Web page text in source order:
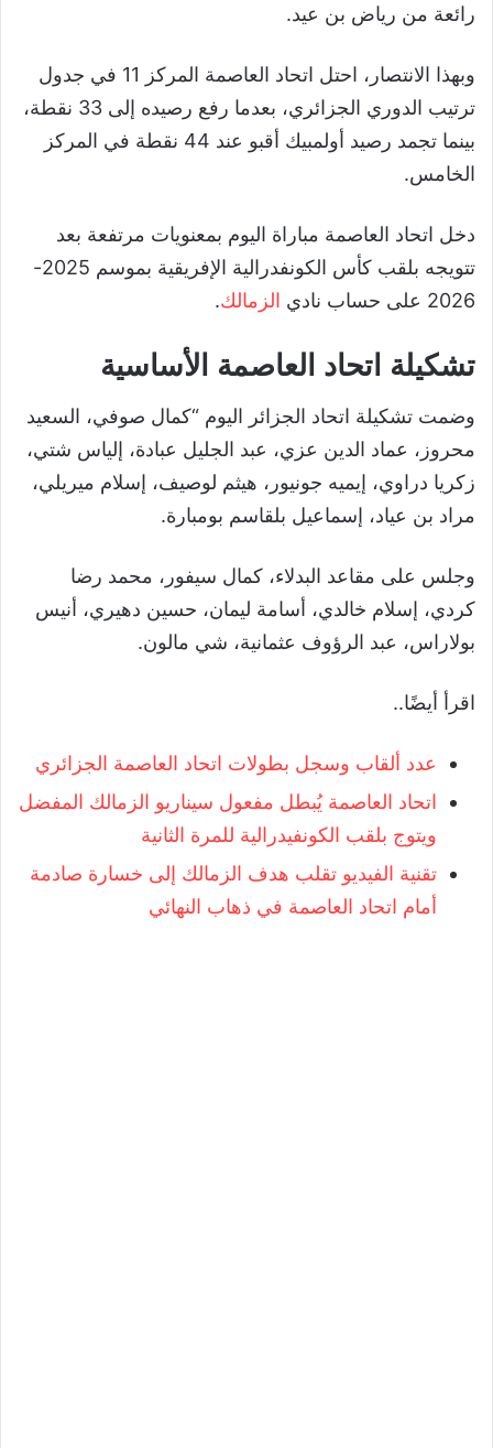
رائعة من رياض بن عيد.
وبهذا الانتصار، احتل اتحاد العاصمة المركز 11 في جدول
ترتيب الدوري الجزائري، بعدما رفع رصيده إلى 33 نقطة،
بينما تجمد رصيد أولمبيك أقبو عند 44 نقطة في المركز
الخامس.
دخل اتحاد العاصمة مباراة اليوم بمعنويات مرتفعة بعد
تتويجه بلقب كأس الكونفدرالية الإفريقية بموسم 2025-
2026 على حساب نادي
الزمالك.
تشكيلة اتحاد العاصمة الأساسية
وضمت تشكيلة اتحاد الجزائر اليوم “كمال صوفي، السعيد
محروز، عماد الدين عزي، عبد الجليل عبادة، إلياس شتي،
زكريا دراوي، إيميه جونيور، هيثم لوصيف، إسلام ميريلي،
مراد بن عياد، إسماعيل بلقاسم بومبارة.
وجلس على مقاعد البدلاء، كمال سيفور، محمد رضا
كردي، إسلام خالدي، أسامة ليمان، حسين دهيري، أنيس
بولاراس، عبد الرؤوف عثمانية، شي مالون.
اقرأ أيضًا..
عدد ألقاب وسجل بطولات اتحاد العاصمة الجزائري
اتحاد العاصمة يُبطل مفعول سيناريو الزمالك المفضل
ويتوج بلقب الكونفيدرالية للمرة الثانية
تقنية الفيديو تقلب هدف الزمالك إلى خسارة صادمة
أمام اتحاد العاصمة في ذهاب النهائي